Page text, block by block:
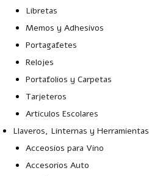
Libretas
Memos y Adhesivos
Portagafetes
Relojes
Portafolios y Carpetas
Tarjeteros
Articulos Escolares
Llaveros, Linternas y Herramientas
Acceosios para Vino
Accesorios Auto